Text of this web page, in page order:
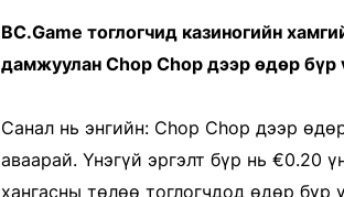
BC.Game тоглогчид казиногийн
дамжуулан Chop Chop дээр өдөр бүр
Санал нь энгийн: Chop Chop дээр
аваарай. Үнэгүй эргэлт бүр нь €0.20
хангасны төлөө тоглогчдод өдөр бүр